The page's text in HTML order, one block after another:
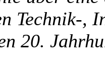
Technik-,
20.